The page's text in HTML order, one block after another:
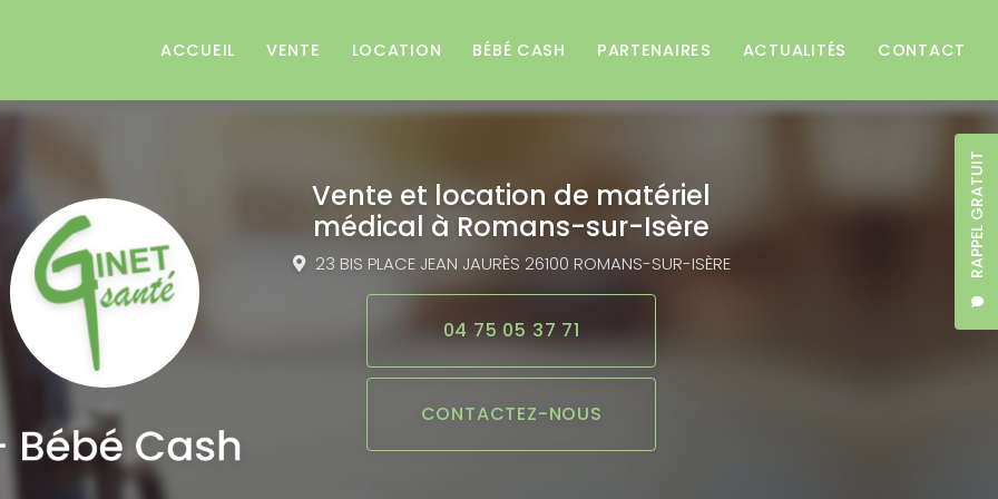
RAPPEL GRATUIT
ACCUEIL VENTE LOCATION BÉBÉ CASH PARTENAIRES ACTUALITÉS CONTACT
Vente et location de matériel
médical à Romans-sur-Isère
23 BIS PLACE JEAN JAURÈS 26100 ROMANS-SUR-ISÈRE
04 75 05 37 71
CONTACTEZ-NOUS